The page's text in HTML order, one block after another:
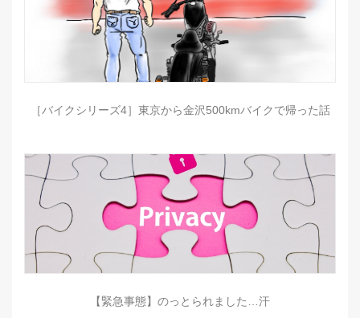
［バイクシリーズ4］東京から金沢500kmバイクで帰った話
【緊急事態】のっとられました…汗